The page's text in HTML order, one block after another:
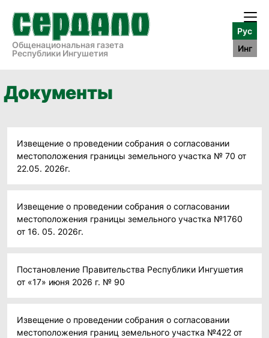
Общенациональная газета
Республики Ингушетия
Рус
Инг
Документы
Извещение о проведении собрания о согласовании
местоположения границы земельного участка № 70 от
22.05. 2026г.
Извещение о проведении собрания о согласовании
местоположения границы земельного участка №1760
от 16. 05. 2026г.
Постановление Правительства Республики Ингушетия
от «17» июня 2026 г. № 90
Извещение о проведении собрания о согласовании
местоположения границ земельного участка №422 от